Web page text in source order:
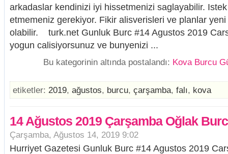
arkadaslar kendinizi iyi hissetmenizi saglayabilir.
etmemeniz gerekiyor. Fikir alisverisleri ve planlar
olabilir. turk.net Gunluk Burc #14 Agustos 2019
yogun calisiyorsunuz ve bunyenizi ...
Bu kategorinin altında postalandı: Kova Burcu
etiketler: 2019, ağustos, burcu, çarşamba, falı, kova
14 Ağustos 2019 Çarşamba Oğlak
Çarşamba, Ağustos 14, 2019 9:02
Hurriyet Gazetesi Gunluk Burc #14 Agustos 2019